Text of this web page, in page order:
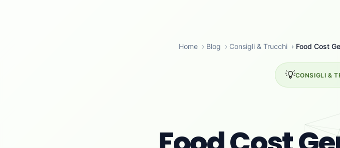
Home › Blog › Consigli & Trucchi › Food Cost
💡CONSIGLI &